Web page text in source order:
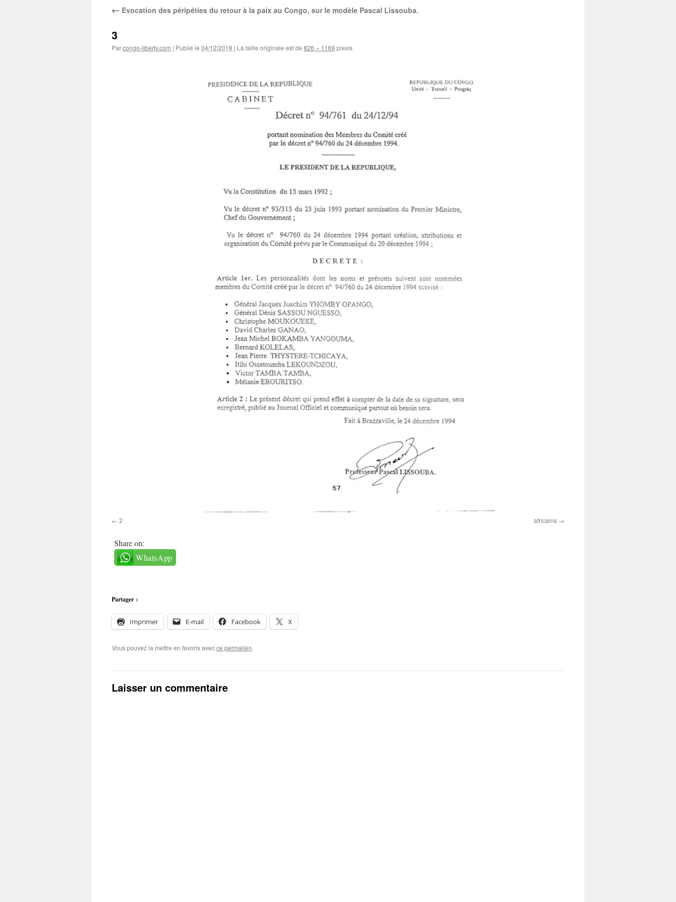
← Evocation des péripéties du retour à la paix au Congo, sur le modèle Pascal Lissouba.
3
Parcongo-liberty.com | Publié le 04/12/2018 | La taille originale est de 826 × 1169 pixels
2 africains
Share on:
WhatsApp
Partager :
Imprimer E-mail Facebook X
Vous pouvez la mettre en favoris avecce permalien.
Laisser un commentaire